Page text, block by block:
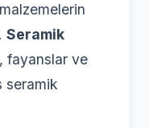
Seramik
fayanslar ve
seramik